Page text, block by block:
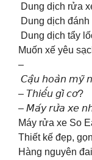
Dung dịch rửa
Dung dịch
Dung dịch tẩy
Muốn xế yêu
–
𝘊𝘢̣̂𝘶 𝘩𝘰𝘢̀𝘯 𝘮𝘺̃
– 𝘛𝘩𝘪𝘦̂́𝘶 𝘨𝘪̀ 𝘤𝘰̛?
– 𝘔𝘢́𝘺 𝘳𝘶̛̉𝘢 𝘹𝘦
Máy rửa xe So
Thiết kế đẹp,
Hàng nguyên